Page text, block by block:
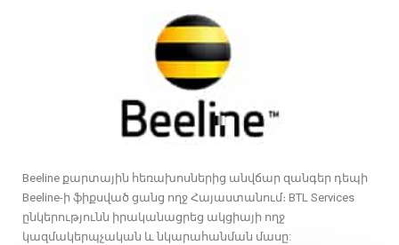
Beeline քարտային հեռախոսներից անվճար զանգեր դեպի
Beeline-ի ֆիքսված ցանց ողջ Հայաստանում։ BTL Services
ընկերությունն իրականացրեց ակցիայի ողջ
կազմակերպչական և նկարահանման մասը: